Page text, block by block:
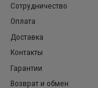
Сотрудничество
Оплата
Доставка
Контакты
Гарантии
Возврат и обмен